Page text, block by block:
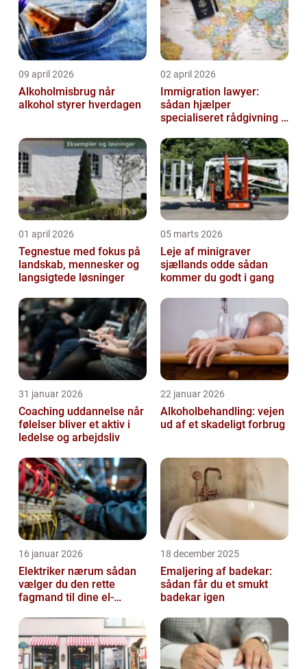
09 april 2026
Alkoholmisbrug når
alkohol styrer hverdagen
02 april 2026
Immigration lawyer:
sådan hjælper
specialiseret rådgivning i
01 april 2026
Tegnestue med fokus på
landskab, mennesker og
langsigtede løsninger
05 marts 2026
Leje af minigraver
sjællands odde sådan
kommer du godt i gang
31 januar 2026
Coaching uddannelse når
følelser bliver et aktiv i
ledelse og arbejdsliv
22 januar 2026
Alkoholbehandling: vejen
ud af et skadeligt forbrug
16 januar 2026
Elektriker nærum sådan
vælger du den rette
fagmand til dine el-
18 december 2025
Emaljering af badekar:
sådan får du et smukt
badekar igen